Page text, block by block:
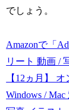
でしょう。
Amazonで「
リート 動画 /
【12ヵ月】
Windows /